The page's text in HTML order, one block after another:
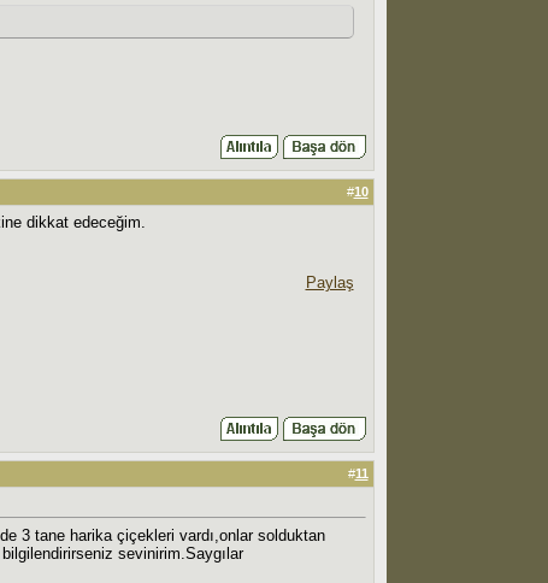
#10
dikkat edeceğim.
Paylaş
#11
3 tane harika çiçekleri vardı,onlar solduktan
bilgilendirirseniz sevinirim.Saygılar